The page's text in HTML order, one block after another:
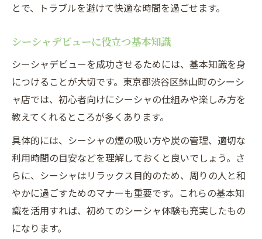
とで、トラブルを避けて快適な時間を過ごせます。
シーシャデビューに役立つ基本知識
シーシャデビューを成功させるためには、基本知識を身
につけることが大切です。東京都渋谷区鉢山町のシーシ
ャ店では、初心者向けにシーシャの仕組みや楽しみ方を
教えてくれるところが多くあります。
具体的には、シーシャの煙の吸い方や炭の管理、適切な
利用時間の目安などを理解しておくと良いでしょう。さ
らに、シーシャはリラックス目的のため、周りの人と和
やかに過ごすためのマナーも重要です。これらの基本知
識を活用すれば、初めてのシーシャ体験も充実したもの
になります。